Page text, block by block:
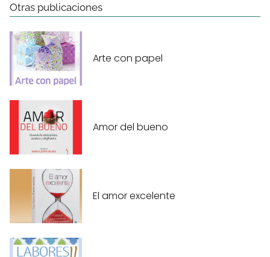
Otras publicaciones
Arte con papel
Amor del bueno
El amor excelente